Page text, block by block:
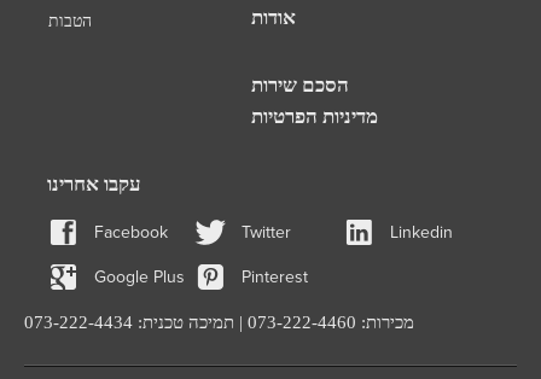
הטבות
אודות
הסכם שירות
מדיניות הפרטיות
עקבו אחרינו
Facebook Twitter Linkedin
Google Plus Pinterest
מכירות: 073-222-4460 | תמיכה טכנית: 073-222-4434